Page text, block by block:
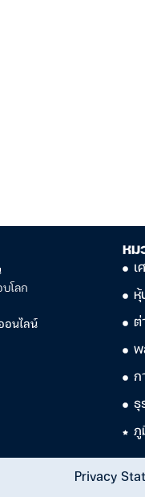
โลก
อนไลน์
หม
เ
หุ้
ต่
พ
ก
ธุ
ภู
Privacy